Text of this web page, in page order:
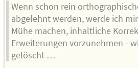
Wenn schon rein
abgelehnt werden, werde ich
Mühe machen, inhaltliche
Erweiterungen vorzunehmen -
gelöscht …